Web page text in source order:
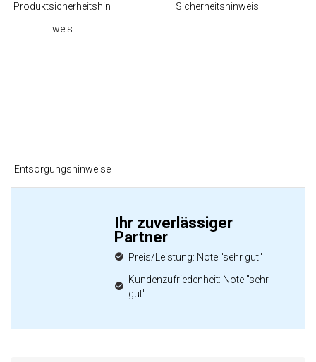
Produktsicherheitshin
weis
Sicherheitshinweis
Entsorgungshinweise
Ihr zuverlässiger
Partner
Preis/Leistung: Note "sehr gut"
Kundenzufriedenheit: Note "sehr
gut"